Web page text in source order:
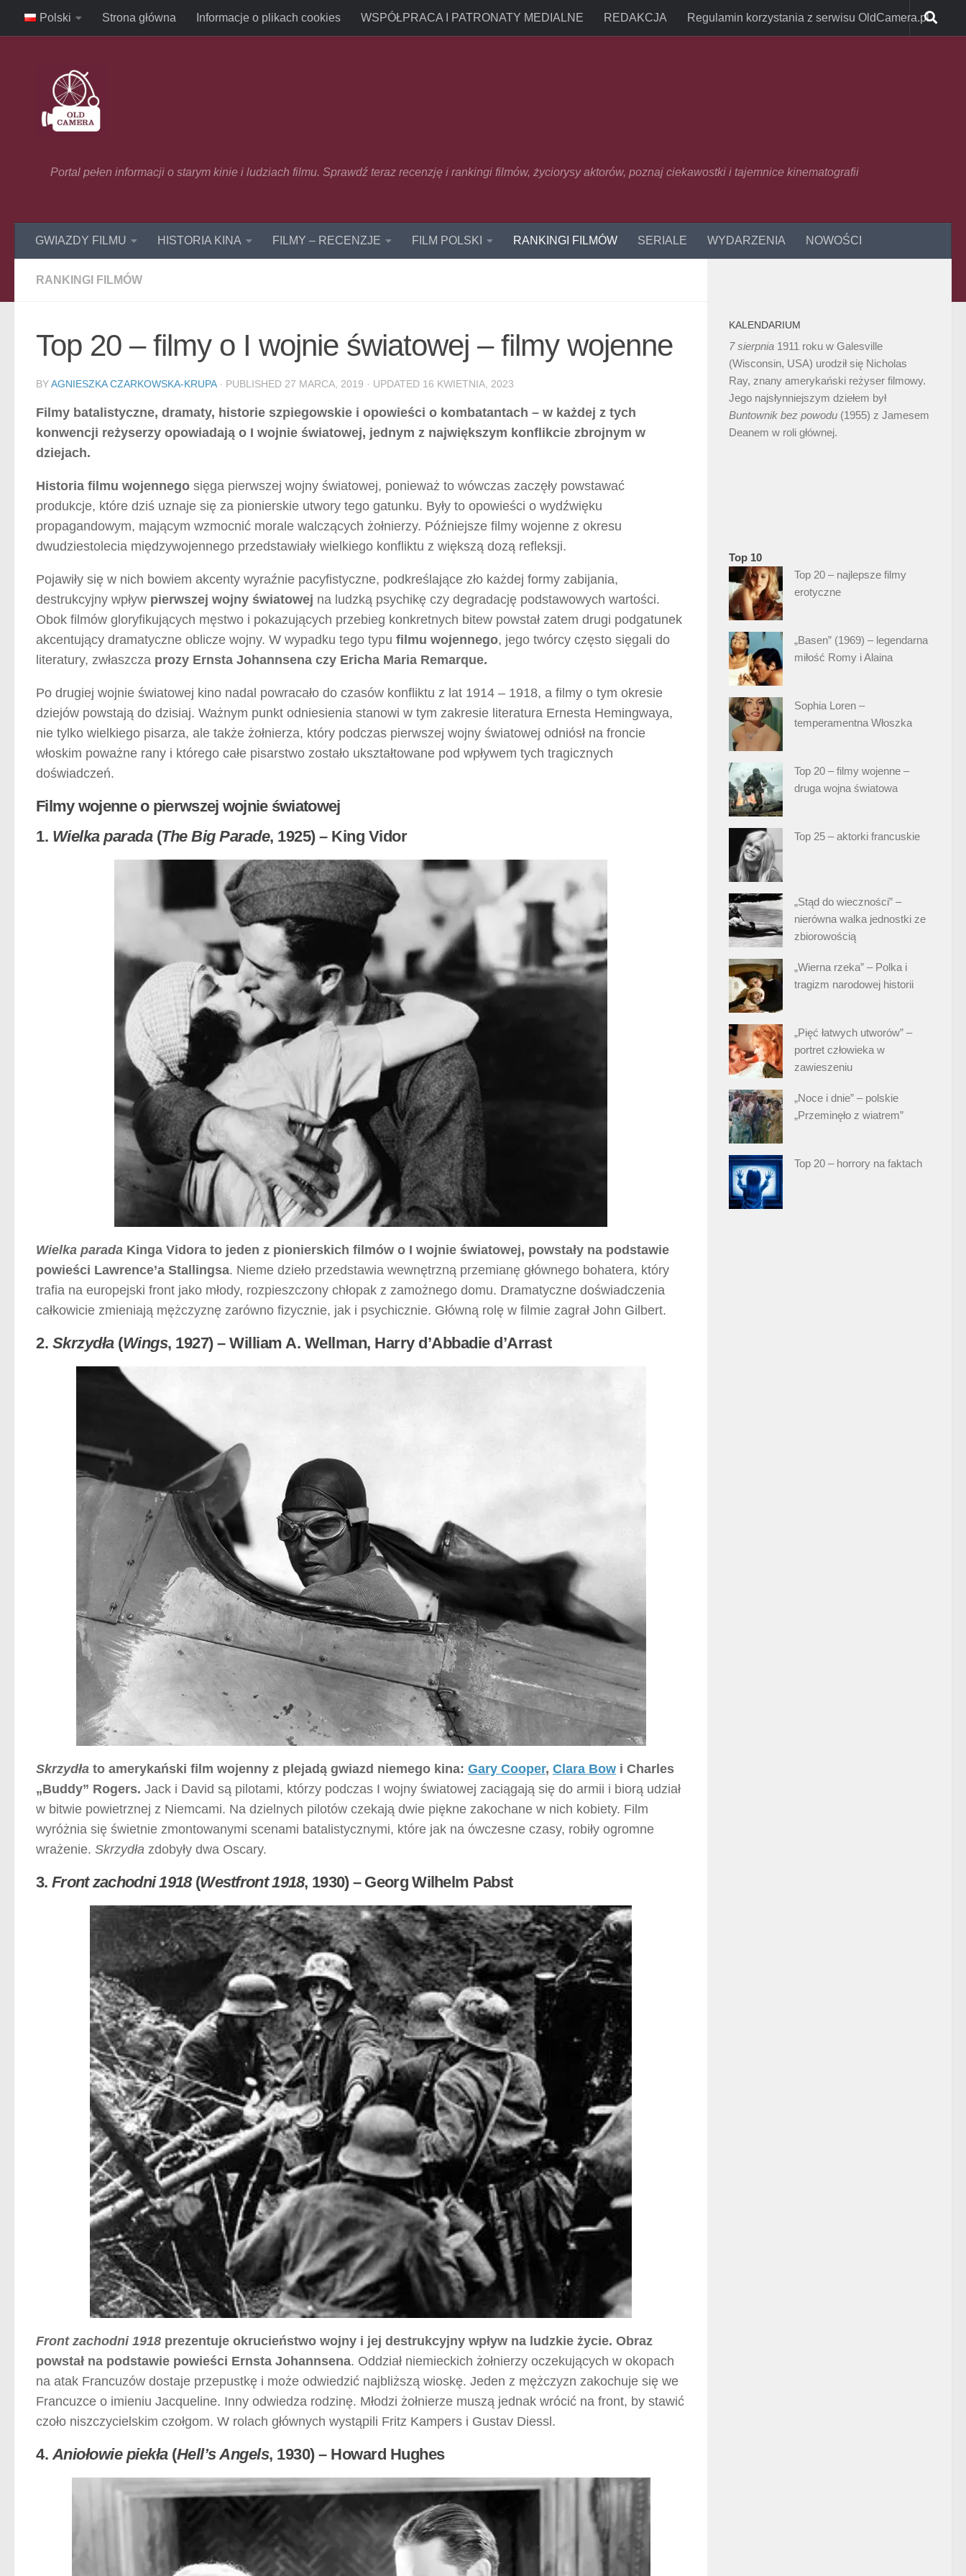
Skip to content
Polski Strona główna Informacje o plikach cookies WSPÓŁPRACA I PATRONATY MEDIALNE REDAKCJA Regulamin korzystania z serwisu OldCamera.pl
Portal pełen informacji o starym kinie i ludziach filmu. Sprawdź teraz recenzję i rankingi filmów, życiorysy aktorów, poznaj ciekawostki i tajemnice kinematografii
GWIAZDY FILMU HISTORIA KINA FILMY – RECENZJE FILM POLSKI RANKINGI FILMÓW SERIALE WYDARZENIA NOWOŚCI
RANKINGI FILMÓW
Top 20 – filmy o I wojnie światowej – filmy wojenne
BYAGNIESZKA CZARKOWSKA-KRUPA · PUBLISHED 27 MARCA, 2019 · UPDATED 16 KWIETNIA, 2023
Filmy batalistyczne, dramaty, historie szpiegowskie i opowieści o kombatantach – w każdej z tych
konwencji reżyserzy opowiadają o I wojnie światowej, jednym z największym konflikcie zbrojnym w
dziejach.
Historia filmu wojennego sięga pierwszej wojny światowej, ponieważ to wówczas zaczęły powstawać
produkcje, które dziś uznaje się za pionierskie utwory tego gatunku. Były to opowieści o wydźwięku
propagandowym, mającym wzmocnić morale walczących żołnierzy. Późniejsze filmy wojenne z okresu
dwudziestolecia międzywojennego przedstawiały wielkiego konfliktu z większą dozą refleksji.
Pojawiły się w nich bowiem akcenty wyraźnie pacyfistyczne, podkreślające zło każdej formy zabijania,
destrukcyjny wpływ pierwszej wojny światowej na ludzką psychikę czy degradację podstawowych wartości.
Obok filmów gloryfikujących męstwo i pokazujących przebieg konkretnych bitew powstał zatem drugi podgatunek
akcentujący dramatyczne oblicze wojny. W wypadku tego typu filmu wojennego, jego twórcy często sięgali do
literatury, zwłaszcza prozy Ernsta Johannsena czy Ericha Maria Remarque.
Po drugiej wojnie światowej kino nadal powracało do czasów konfliktu z lat 1914 – 1918, a filmy o tym okresie
dziejów powstają do dzisiaj. Ważnym punkt odniesienia stanowi w tym zakresie literatura Ernesta Hemingwaya,
nie tylko wielkiego pisarza, ale także żołnierza, który podczas pierwszej wojny światowej odniósł na froncie
włoskim poważne rany i którego całe pisarstwo zostało ukształtowane pod wpływem tych tragicznych
doświadczeń.
Filmy wojenne o pierwszej wojnie światowej
1. Wielka parada(The Big Parade, 1925) – King Vidor
Wielka parada Kinga Vidora to jeden z pionierskich filmów o I wojnie światowej, powstały na podstawie
powieści Lawrence’a Stallingsa. Nieme dzieło przedstawia wewnętrzną przemianę głównego bohatera, który
trafia na europejski front jako młody, rozpieszczony chłopak z zamożnego domu. Dramatyczne doświadczenia
całkowicie zmieniają mężczyznę zarówno fizycznie, jak i psychicznie. Główną rolę w filmie zagrał John Gilbert.
2. Skrzydła(Wings, 1927) – William A. Wellman, Harry d’Abbadie d’Arrast
Skrzydła to amerykański film wojenny z plejadą gwiazd niemego kina: Gary Cooper, Clara Bow i Charles
„Buddy” Rogers. Jack i David są pilotami, którzy podczas I wojny światowej zaciągają się do armii i biorą udział
w bitwie powietrznej z Niemcami. Na dzielnych pilotów czekają dwie piękne zakochane w nich kobiety. Film
wyróżnia się świetnie zmontowanymi scenami batalistycznymi, które jak na ówczesne czasy, robiły ogromne
wrażenie. Skrzydła zdobyły dwa Oscary.
3. Front zachodni 1918(Westfront 1918, 1930) – Georg Wilhelm Pabst
Front zachodni 1918 prezentuje okrucieństwo wojny i jej destrukcyjny wpływ na ludzkie życie. Obraz
powstał na podstawie powieści Ernsta Johannsena. Oddział niemieckich żołnierzy oczekujących w okopach
na atak Francuzów dostaje przepustkę i może odwiedzić najbliższą wioskę. Jeden z mężczyzn zakochuje się we
Francuzce o imieniu Jacqueline. Inny odwiedza rodzinę. Młodzi żołnierze muszą jednak wrócić na front, by stawić
czoło niszczycielskim czołgom. W rolach głównych wystąpili Fritz Kampers i Gustav Diessl.
4. Aniołowie piekła(Hell’s Angels, 1930) – Howard Hughes
KALENDARIUM
7 sierpnia 1911 roku w Galesville
(Wisconsin, USA) urodził się Nicholas
Ray, znany amerykański reżyser filmowy.
Jego najsłynniejszym dziełem był
Buntownik bez powodu (1955) z Jamesem
Deanem w roli głównej.
Top 10
Top 20 – najlepsze filmy
erotyczne
„Basen” (1969) – legendarna
miłość Romy i Alaina
Sophia Loren –
temperamentna Włoszka
Top 20 – filmy wojenne –
druga wojna światowa
Top 25 – aktorki francuskie
„Stąd do wieczności” –
nierówna walka jednostki ze
zbiorowością
„Wierna rzeka” – Polka i
tragizm narodowej historii
„Pięć łatwych utworów” –
portret człowieka w
zawieszeniu
„Noce i dnie” – polskie
„Przeminęło z wiatrem”
Top 20 – horrory na faktach